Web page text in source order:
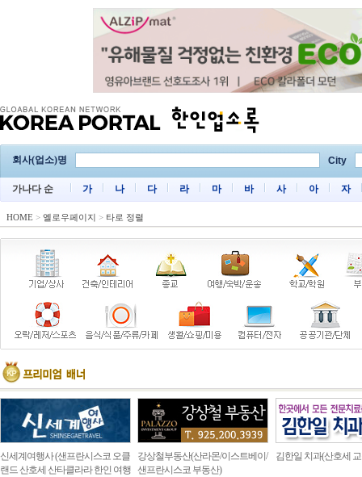
회사(업소)명 City
가나다 순 가 나 다 라 마 바 사 아 자
HOME > 옐로우페이지 > 타로 정렬
신세계여행사 (샌프란시스코 오클
랜드 산호세 산타클라라 한인 여행
강상철부동산(산라몬/이스트베이/
샌프란시스코 부동산)
김한일 치과(산호세